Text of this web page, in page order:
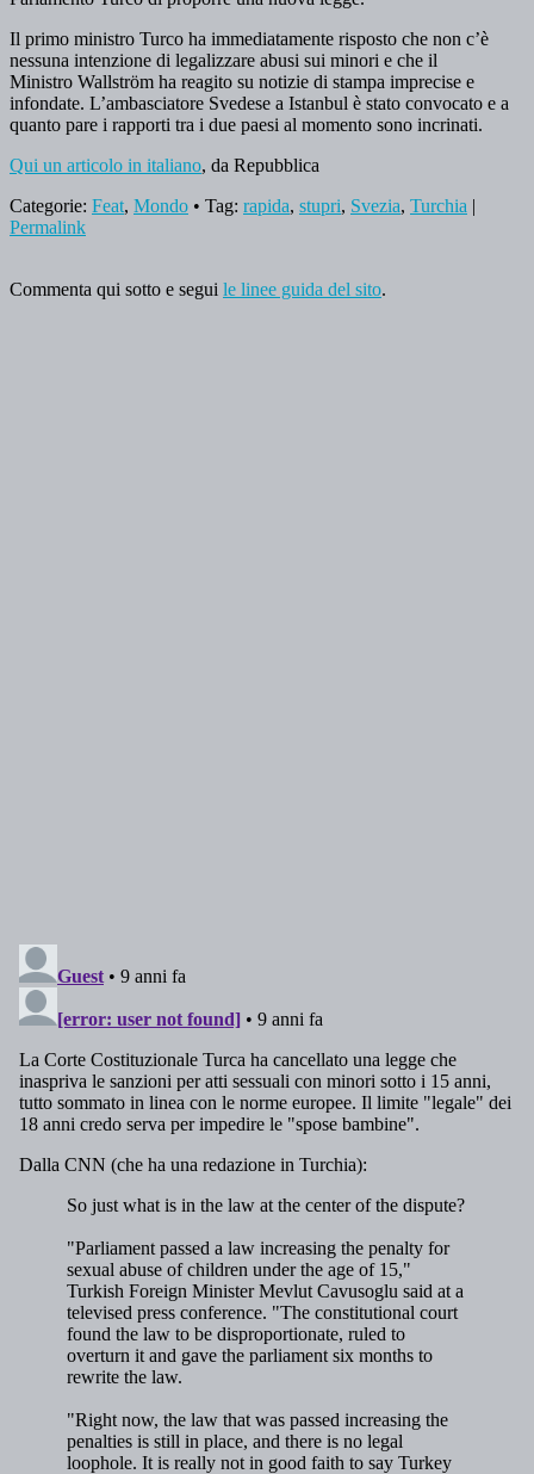
Il primo ministro Turco ha immediatamente risposto che non c’è
nessuna intenzione di legalizzare abusi sui minori e che il
Ministro Wallström ha reagito su notizie di stampa imprecise e
infondate. L’ambasciatore Svedese a Istanbul è stato convocato e a
quanto pare i rapporti tra i due paesi al momento sono incrinati.
Qui un articolo in italiano, da Repubblica
Categorie: Feat, Mondo • Tag: rapida, stupri, Svezia, Turchia |
Permalink
Commenta qui sotto e segui le linee guida del sito.